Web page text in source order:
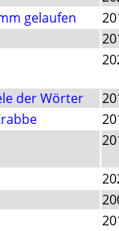
gelaufen
der Wörter